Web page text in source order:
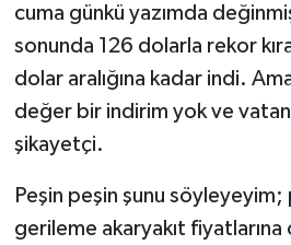
cuma günkü yazımda
sonunda 126 dolarla rekor
dolar aralığına kadar indi.
değer bir indirim yok ve
şikayetçi.
Peşin peşin şunu
gerileme akaryakıt